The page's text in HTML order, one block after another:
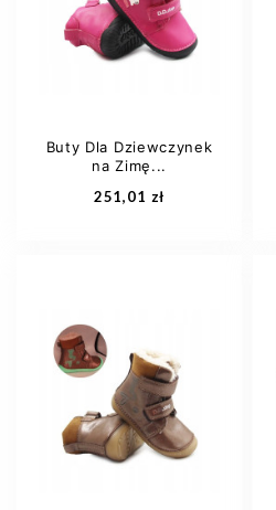
23
24 +1
Dodaj do koszyka
Buty Dla Dziewczynek
na Zimę...
251,01 zł
20 21
23
25